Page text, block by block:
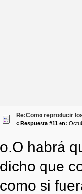
Re:Como reproducir
« Respuesta #11 en:
o.O habrá
dicho que
como si